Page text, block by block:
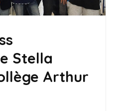
Stella
Arthur